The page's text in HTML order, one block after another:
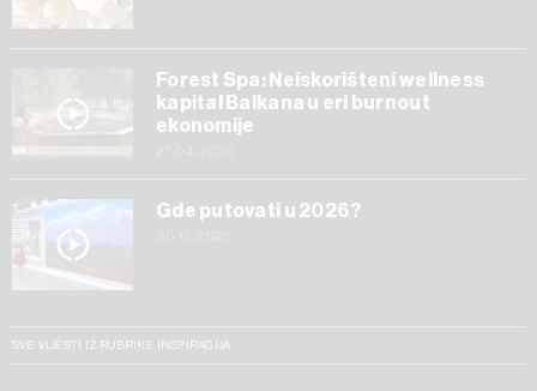
Forest Spa: Neiskorišteni wellness
kapital Balkana u eri burnout
ekonomije
Gde putovati u 2026?
SVE VIJESTI IZ RUBRIKE INSPIRACIJA